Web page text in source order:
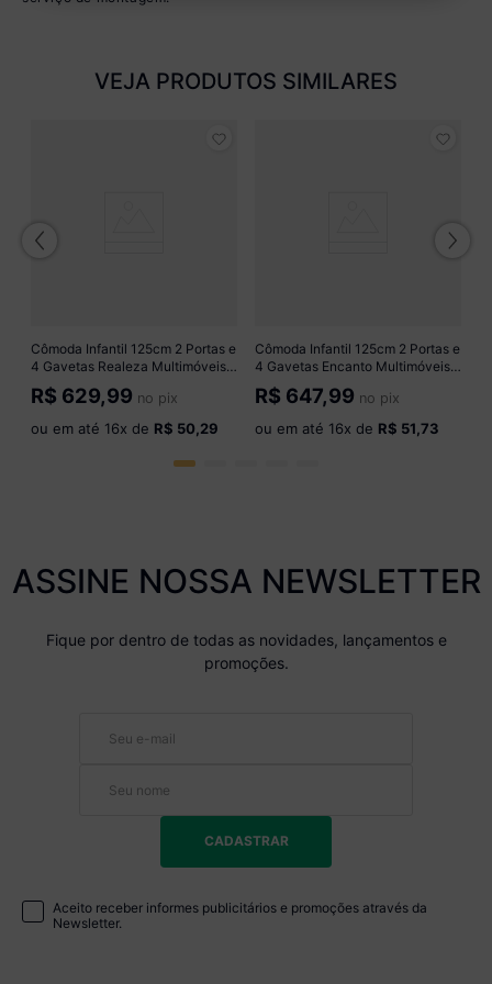
VEJA PRODUTOS SIMILARES
Cômoda Infantil 125cm 2 Portas e
4 Gavetas Realeza Multimóveis
MP4455 Branco
R$ 629,99 no pix
ou em até 16x de R$ 50,29
Cômoda Infantil 125cm 2 Portas e
4 Gavetas Encanto Multimóveis
MP4450 Madeirado/Off White
R$ 647,99 no pix
ou em até 16x de R$ 51,73
ASSINE NOSSA NEWSLETTER
Fique por dentro de todas as novidades, lançamentos e
promoções.
CADASTRAR
Aceito receber informes publicitários e promoções através da
Newsletter.